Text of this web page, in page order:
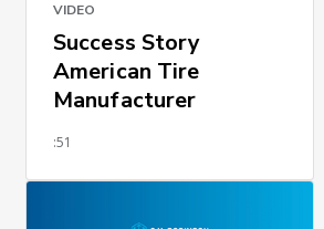
VIDEO
Success Story
American Tire
Manufacturer
:51